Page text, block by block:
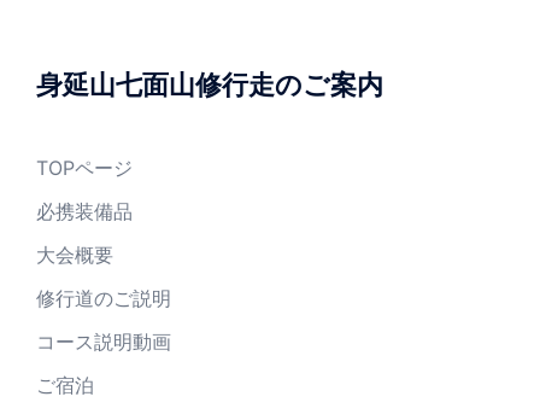
身延山七面山修行走のご案内
TOPページ
必携装備品
大会概要
修行道のご説明
コース説明動画
ご宿泊